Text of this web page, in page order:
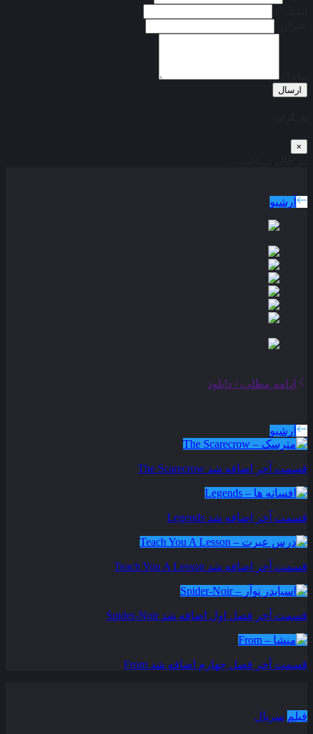
ارسال
×
آرشیو
ادامه مطلب / دانلود
آرشیو
قسمت آخر اضافه شد The Scarecrow
قسمت آخر اضافه شد Legends
قسمت آخر اضافه شد Teach You A Lesson
قسمت آخر فصل اول اضافه شد Spider-Noir
قسمت آخر فصل چهارم اضافه شد From
فیلم سریال